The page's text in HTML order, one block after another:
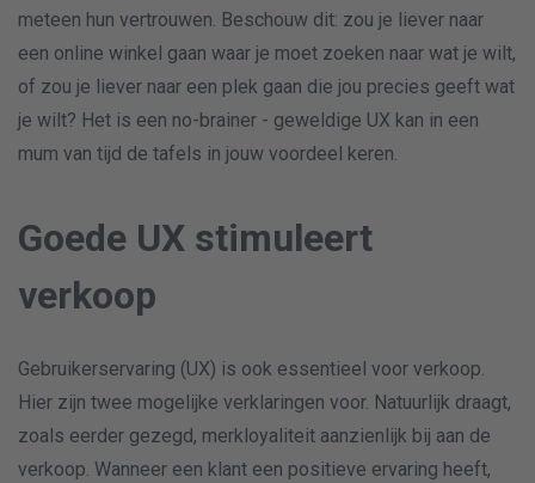
meteen hun vertrouwen. Beschouw dit: zou je liever naar
een online winkel gaan waar je moet zoeken naar wat je wilt,
of zou je liever naar een plek gaan die jou precies geeft wat
je wilt? Het is een no-brainer - geweldige UX kan in een
mum van tijd de tafels in jouw voordeel keren.
Goede UX stimuleert
verkoop
Gebruikerservaring (UX) is ook essentieel voor verkoop.
Hier zijn twee mogelijke verklaringen voor. Natuurlijk draagt,
zoals eerder gezegd, merkloyaliteit aanzienlijk bij aan de
verkoop. Wanneer een klant een positieve ervaring heeft,